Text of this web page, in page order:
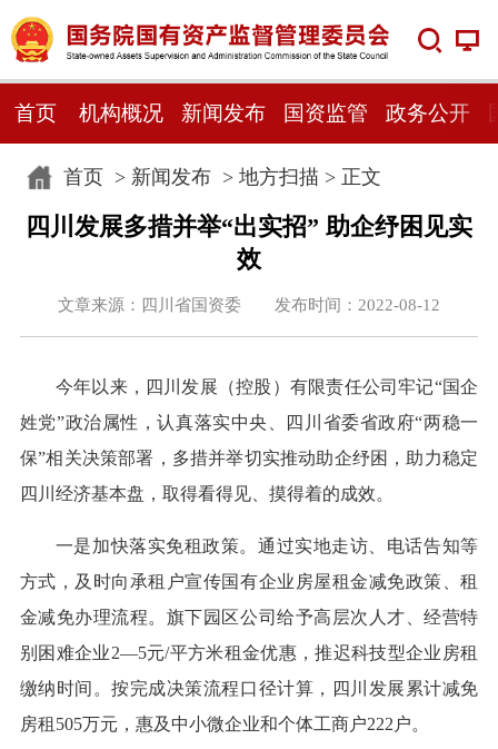
首页 机构概况 新闻发布 国资监管 政务公开
首页> 新闻发布> 地方扫描 > 正文
四川发展多措并举“出实招” 助企纾困见实
效
文章来源：四川省国资委 发布时间：2022-08-12
今年以来，四川发展（控股）有限责任公司牢记“国企
姓党”政治属性，认真落实中央、四川省委省政府“两稳一
保”相关决策部署，多措并举切实推动助企纾困，助力稳定
四川经济基本盘，取得看得见、摸得着的成效。
一是加快落实免租政策。通过实地走访、电话告知等
方式，及时向承租户宣传国有企业房屋租金减免政策、租
金减免办理流程。旗下园区公司给予高层次人才、经营特
别困难企业2—5元/平方米租金优惠，推迟科技型企业房租
缴纳时间。按完成决策流程口径计算，四川发展累计减免
房租505万元，惠及中小微企业和个体工商户222户。